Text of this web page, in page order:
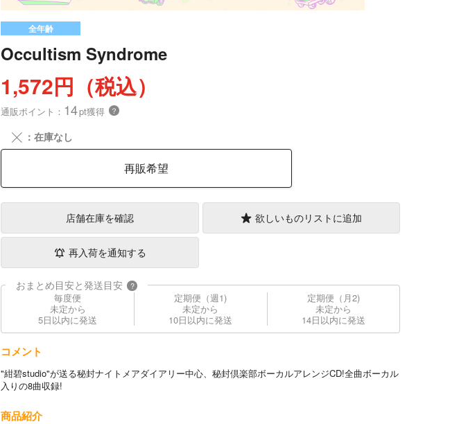
全年齢
Occultism Syndrome
1,572円（税込）
通販ポイント： 14pt獲得 ？
╳ ：在庫なし
再販希望
店舗在庫を確認 欲しいものリストに追加
再入荷を通知する
おまとめ目安と発送目安 ?
毎度便
未定から
5日以内に発送
定期便（週1)
未定から
10日以内に発送
定期便（月2)
未定から
14日以内に発送
コメント
"紺碧studio"が送る秘封ナイトメアダイアリー中心、秘封倶楽部ボーカルアレンジCD!全曲ボーカル
入りの8曲収録!
商品紹介